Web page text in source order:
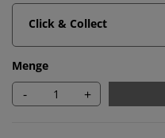
Click & Collect
Menge
- +